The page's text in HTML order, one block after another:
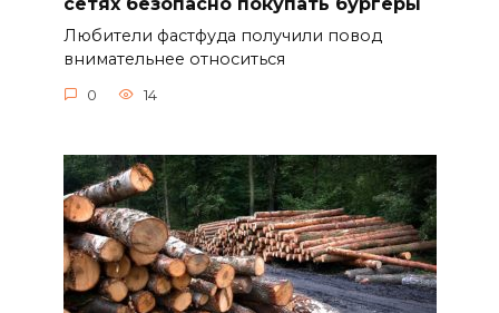
Любители фастфуда получили повод
внимательнее относиться
0 14